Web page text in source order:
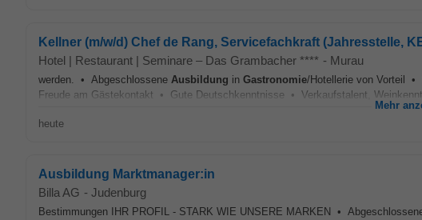
Kellner (m/w/d) Chef de Rang, Servicefachkraft (Jahresstelle,
Hotel | Restaurant | Seminare – Das Grambacher **** - Murau
werden. • Abgeschlossene Ausbildung in Gastronomie/Hotellerie von Vorteil •
Freude am Gästekontakt • Gute Deutschkenntnisse • Verkaufstalent,
Mehr
heute
Ausbildung Marktmanager:in
Billa AG - Judenburg
Bestimmungen IHR PROFIL - STARK WIE UNSERE MARKEN •